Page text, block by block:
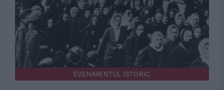
EVENIMENTUL ISTORIC